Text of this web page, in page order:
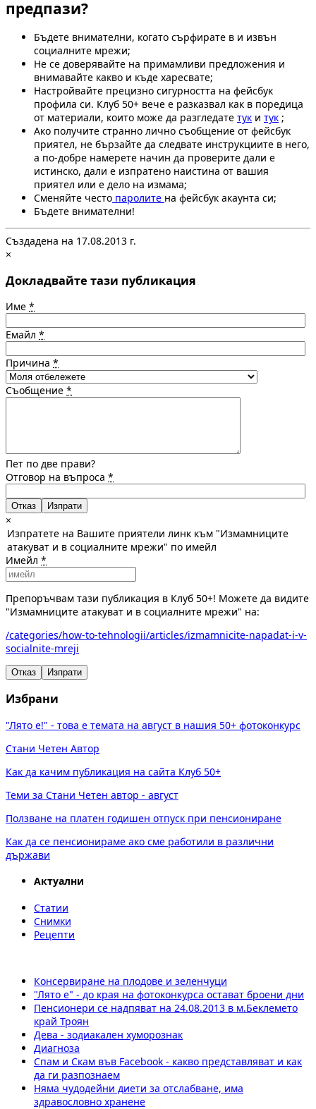
предпази?
Бъдете внимателни, когато сърфирате в и извън
социалните мрежи;
Не се доверявайте на примамливи предложения и
внимавайте какво и къде харесвате;
Настройвайте прецизно сигурността на фейсбук
профила си. Клуб 50+ вече е разказвал как в поредица
от материали, които може да разгледате тук и тук ;
Ако получите странно лично съобщение от фейсбук
приятел, не бързайте да следвате инструкциите в него,
а по-добре намерете начин да проверите дали е
истинско, дали е изпратено наистина от вашия
приятел или е дело на измама;
Сменяйте често паролите на фейсбук акаунта си;
Бъдете внимателни!
Създадена на 17.08.2013 г.
×
Докладвайте тази публикация
Име *
Емайл *
Причина *
Съобщение *
Пет по две прави?
Отговор на въпроса *
Отказ
×
Изпратете на Вашите приятели линк към "Измамниците
атакуват и в социалните мрежи" по имейл
Имейл *
Препоръчвам тази публикация в Клуб 50+! Можете да видите
"Измамниците атакуват и в социалните мрежи" на:
/categories/how-to-tehnologii/articles/izmamnicite-napadat-i-v-
socialnite-mreji
Отказ Изпрати
Избрани
"Лято е!" - това е темата на август в нашия 50+ фотоконкурс
Стани Четен Автор
Как да качим публикация на сайта Клуб 50+
Теми за Стани Четен автор - август
Ползване на платен годишен отпуск при пенсиониране
Как да се пенсионираме ако сме работили в различни
държави
Актуални
Статии
Снимки
Рецепти
Консервиране на плодове и зеленчуци
"Лято е" - до края на фотоконкурса остават броени дни
Пенсионери се надпяват на 24.08.2013 в м.Беклемето
край Троян
Дева - зодиакален хуморознак
Диагноза
Спам и Скам във Facebook - какво представляват и как
да ги разпознаем
Няма чудодейни диети за отслабване, има
здравословно хранене